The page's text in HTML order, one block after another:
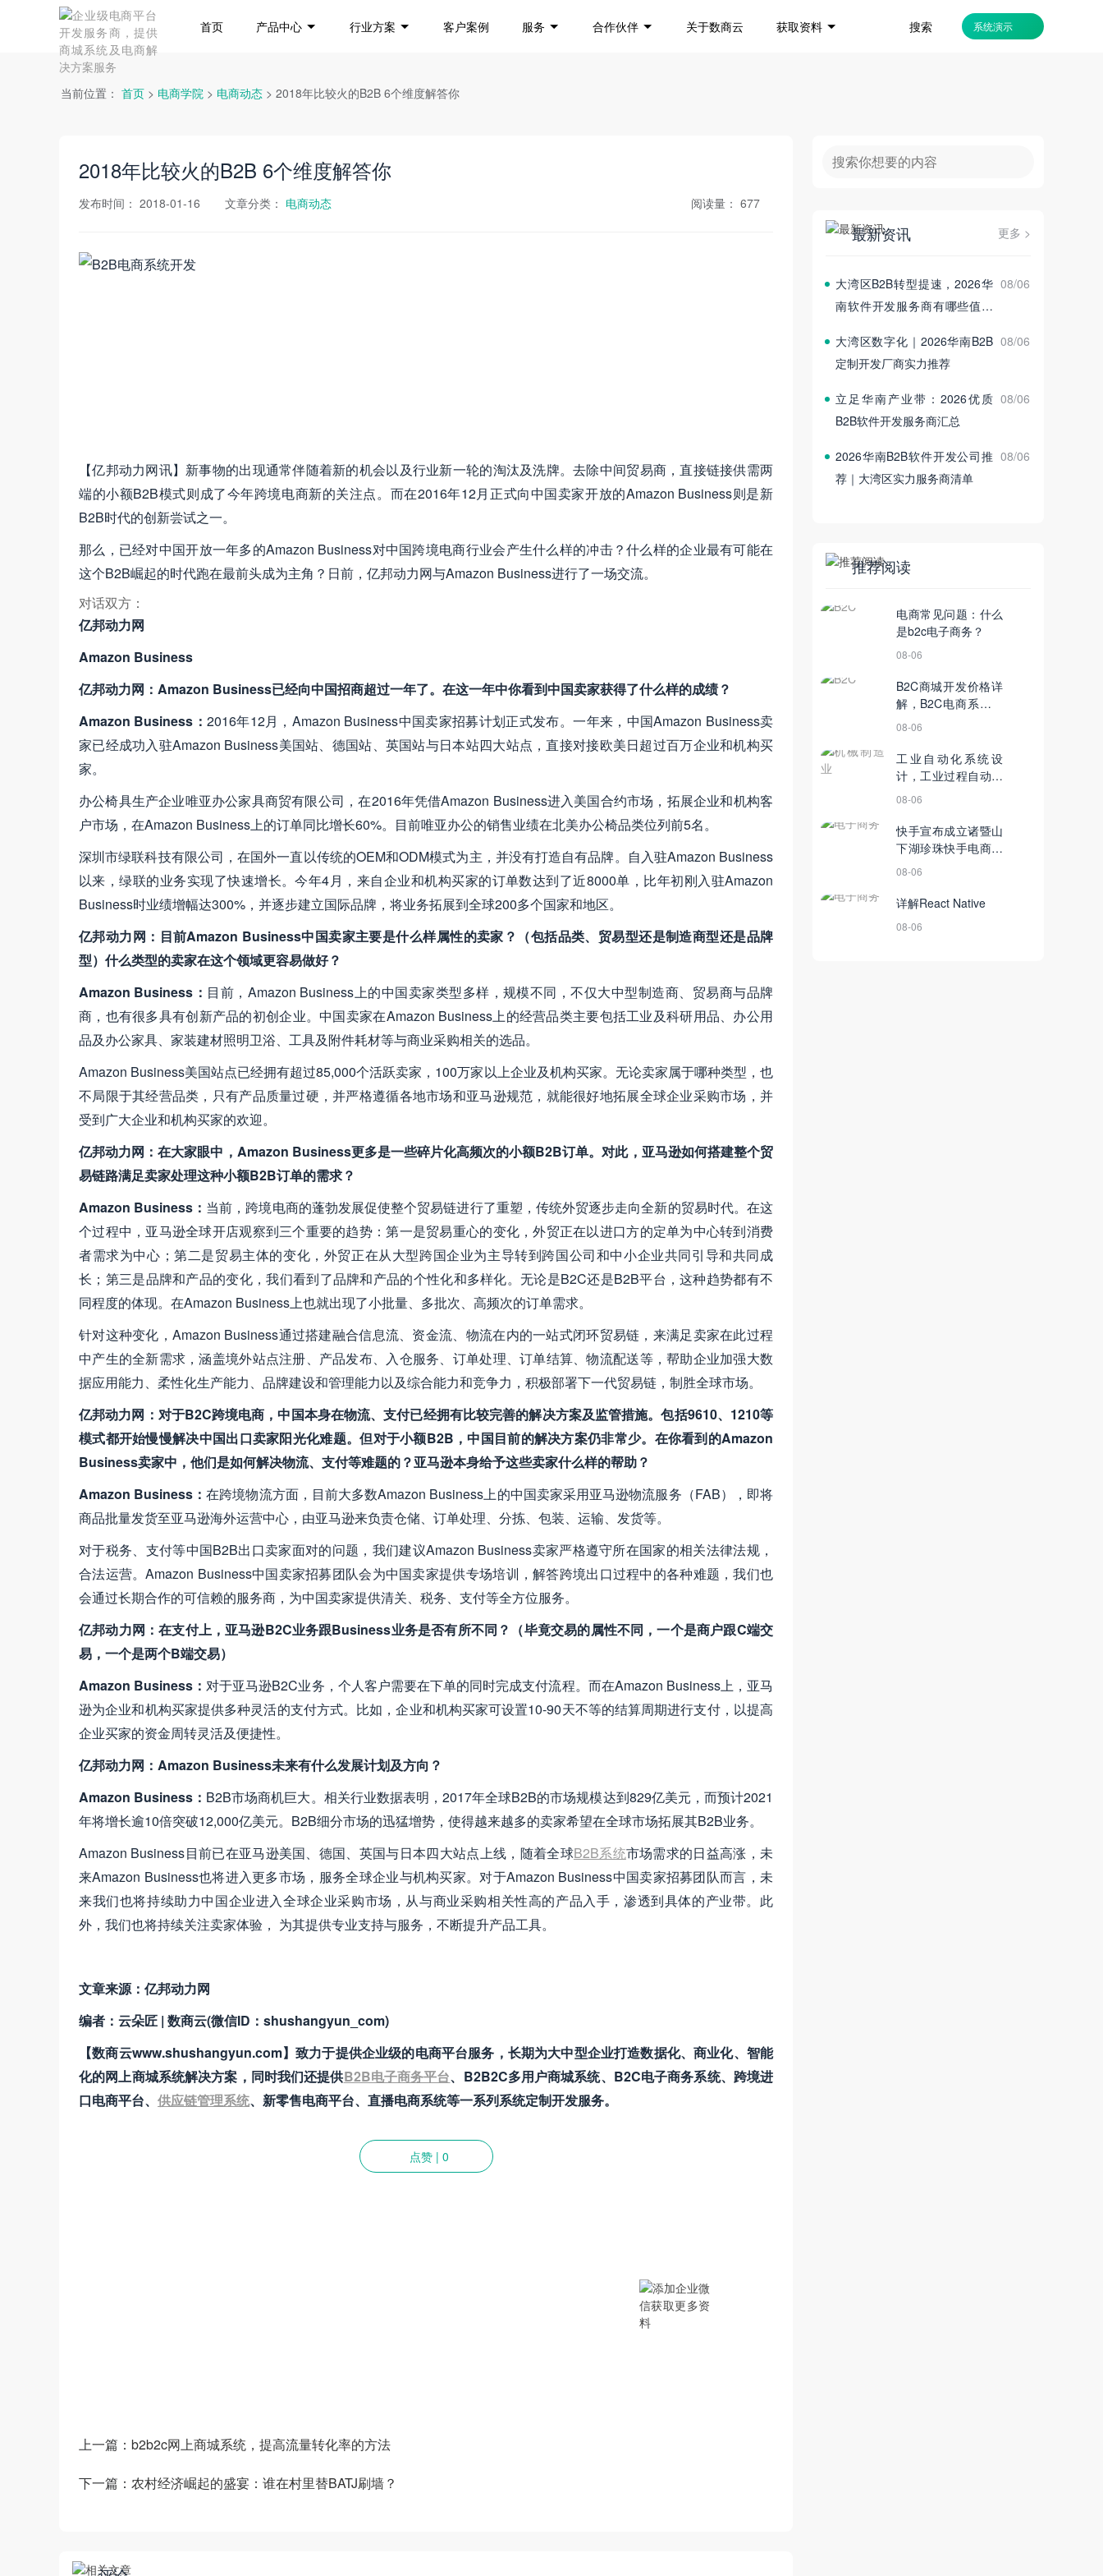
首页 产品中心 行业方案 客户案例 服务 合作伙伴 关于数商云 获取资料 搜索 系统演示
当前位置： 首页 > 电商学院 > 电商动态 > 2018年比较火的B2B 6个维度解答你
2018年比较火的B2B 6个维度解答你
发布时间： 2018-01-16 文章分类： 电商动态 阅读量： 677
【亿邦动力网讯】新事物的出现通常伴随着新的机会以及行业新一轮的淘汰及洗牌。去除中间贸易商，直接链接供需两
端的小额B2B模式则成了今年跨境电商新的关注点。而在2016年12月正式向中国卖家开放的Amazon Business则是新
B2B时代的创新尝试之一。
那么，已经对中国开放一年多的Amazon Business对中国跨境电商行业会产生什么样的冲击？什么样的企业最有可能在
这个B2B崛起的时代跑在最前头成为主角？日前，亿邦动力网与Amazon Business进行了一场交流。
对话双方：
亿邦动力网
Amazon Business
亿邦动力网：Amazon Business已经向中国招商超过一年了。在这一年中你看到中国卖家获得了什么样的成绩？
Amazon Business：2016年12月，Amazon Business中国卖家招募计划正式发布。一年来，中国Amazon Business卖
家已经成功入驻Amazon Business美国站、德国站、英国站与日本站四大站点，直接对接欧美日超过百万企业和机构买
家。
办公椅具生产企业唯亚办公家具商贸有限公司，在2016年凭借Amazon Business进入美国合约市场，拓展企业和机构客
户市场，在Amazon Business上的订单同比增长60%。目前唯亚办公的销售业绩在北美办公椅品类位列前5名。
深圳市绿联科技有限公司，在国外一直以传统的OEM和ODM模式为主，并没有打造自有品牌。自入驻Amazon Business
以来，绿联的业务实现了快速增长。今年4月，来自企业和机构买家的订单数达到了近8000单，比年初刚入驻Amazon
Business时业绩增幅达300%，并逐步建立国际品牌，将业务拓展到全球200多个国家和地区。
亿邦动力网：目前Amazon Business中国卖家主要是什么样属性的卖家？（包括品类、贸易型还是制造商型还是品牌
型）什么类型的卖家在这个领域更容易做好？
Amazon Business： 目前，Amazon Business上的中国卖家类型多样，规模不同，不仅大中型制造商、贸易商与品牌
商，也有很多具有创新产品的初创企业。中国卖家在Amazon Business上的经营品类主要包括工业及科研用品、办公用
品及办公家具、家装建材照明卫浴、工具及附件耗材等与商业采购相关的选品。
Amazon Business美国站点已经拥有超过85,000个活跃卖家，100万家以上企业及机构买家。无论卖家属于哪种类型，也
不局限于其经营品类，只有产品质量过硬，并严格遵循各地市场和亚马逊规范，就能很好地拓展全球企业采购市场，并
受到广大企业和机构买家的欢迎。
亿邦动力网：在大家眼中，Amazon Business更多是一些碎片化高频次的小额B2B订单。对此，亚马逊如何搭建整个贸
易链路满足卖家处理这种小额B2B订单的需求？
Amazon Business： 当前，跨境电商的蓬勃发展促使整个贸易链进行了重塑，传统外贸逐步走向全新的贸易时代。在这
个过程中，亚马逊全球开店观察到三个重要的趋势：第一是贸易重心的变化，外贸正在以进口方的定单为中心转到消费
者需求为中心；第二是贸易主体的变化，外贸正在从大型跨国企业为主导转到跨国公司和中小企业共同引导和共同成
长；第三是品牌和产品的变化，我们看到了品牌和产品的个性化和多样化。无论是B2C还是B2B平台，这种趋势都有不
同程度的体现。在Amazon Business上也就出现了小批量、多批次、高频次的订单需求。
针对这种变化，Amazon Business通过搭建融合信息流、资金流、物流在内的一站式闭环贸易链，来满足卖家在此过程
中产生的全新需求，涵盖境外站点注册、产品发布、入仓服务、订单处理、订单结算、物流配送等，帮助企业加强大数
据应用能力、柔性化生产能力、品牌建设和管理能力以及综合能力和竞争力，积极部署下一代贸易链，制胜全球市场。
亿邦动力网：对于B2C跨境电商，中国本身在物流、支付已经拥有比较完善的解决方案及监管措施。包括9610、1210等
模式都开始慢慢解决中国出口卖家阳光化难题。但对于小额B2B，中国目前的解决方案仍非常少。在你看到的Amazon
Business卖家中，他们是如何解决物流、支付等难题的？亚马逊本身给予这些卖家什么样的帮助？
Amazon Business：在跨境物流方面，目前大多数Amazon Business上的中国卖家采用亚马逊物流服务（FAB），即将
商品批量发货至亚马逊海外运营中心，由亚马逊来负责仓储、订单处理、分拣、包装、运输、发货等。
对于税务、支付等中国B2B出口卖家面对的问题，我们建议Amazon Business卖家严格遵守所在国家的相关法律法规，
合法运营。Amazon Business中国卖家招募团队会为中国卖家提供专场培训，解答跨境出口过程中的各种难题，我们也
会通过长期合作的可信赖的服务商，为中国卖家提供清关、税务、支付等全方位服务。
亿邦动力网：在支付上，亚马逊B2C业务跟Business业务是否有所不同？（毕竟交易的属性不同，一个是商户跟C端交
易，一个是两个B端交易）
Amazon Business：对于亚马逊B2C业务，个人客户需要在下单的同时完成支付流程。而在Amazon Business上，亚马
逊为企业和机构买家提供多种灵活的支付方式。比如，企业和机构买家可设置10-90天不等的结算周期进行支付，以提高
企业买家的资金周转灵活及便捷性。
亿邦动力网：Amazon Business未来有什么发展计划及方向？
Amazon Business： B2B市场商机巨大。相关行业数据表明，2017年全球B2B的市场规模达到829亿美元，而预计2021
年将增长逾10倍突破12,000亿美元。B2B细分市场的迅猛增势，使得越来越多的卖家希望在全球市场拓展其B2B业务。
Amazon Business目前已在亚马逊美国、德国、英国与日本四大站点上线，随着全球B2B系统市场需求的日益高涨，未
来Amazon Business也将进入更多市场，服务全球企业与机构买家。对于Amazon Business中国卖家招募团队而言，未
来我们也将持续助力中国企业进入全球企业采购市场，从与商业采购相关性高的产品入手，渗透到具体的产业带。此
外，我们也将持续关注卖家体验， 为其提供专业支持与服务，不断提升产品工具。
文章来源：亿邦动力网
编者：云朵匠 | 数商云(微信ID：shushangyun_com)
【数商云www.shushangyun.com】致力于提供企业级的电商平台服务，长期为大中型企业打造数据化、商业化、智能
化的网上商城系统解决方案，同时我们还提供B2B电子商务平台、B2B2C多用户商城系统、B2C电子商务系统、跨境进
口电商平台、 供应链管理系统、新零售电商平台、直播电商系统等一系列系统定制开发服务。
点赞 | 0
上一篇： b2b2c网上商城系统，提高流量转化率的方法
下一篇： 农村经济崛起的盛宴：谁在村里替BATJ刷墙？
最新资讯 更多 >
大湾区B2B转型提速，2026华
南软件开发服务商有哪些值得
08/06
大湾区数字化｜2026华南B2B
定制开发厂商实力推荐
08/06
立足华南产业带：2026优质
B2B软件开发服务商汇总
08/06
2026华南B2B软件开发公司推
荐｜大湾区实力服务商清单
08/06
推荐阅读
电商常见问题：什么
是b2c电子商务？
08-06
B2C商城开发价格详
解，B2C电商系统报
价5大影响关键点
08-06
工业自动化系统设
计，工业过程自动化
技术系统集成可盈利
08-06
快手宣布成立诸暨山
下湖珍珠快手电商直
播基地；拼多多：五
单量达9200万单丨5
08-06
详解React Native
08-06